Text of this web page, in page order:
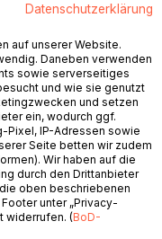
conversations and
and a kind
events that unfold
begins to take shape
BEIBoD
Datenschutzerklärung
auf unserer Website.
Daneben verwenden
sowie serverseitiges
und wie sie genutzt
und setzen
ein, wodurch ggf.
Pixel, IP-Adressen sowie
Seite betten wir zudem
Wir haben auf die
durch den Drittanbieter
oben beschriebenen
unter „Privacy-
widerrufen. (BoD-